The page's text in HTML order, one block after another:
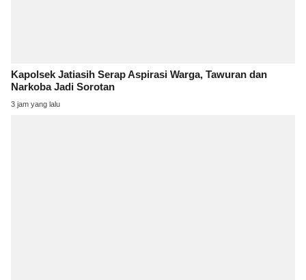
Kapolsek Jatiasih Serap Aspirasi Warga, Tawuran dan
Narkoba Jadi Sorotan
3 jam yang lalu